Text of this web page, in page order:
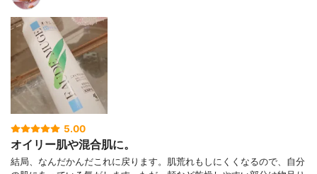
5.00
オイリー肌や混合肌に。
結局、なんだかんだこれに戻ります。肌荒れもしにくくなるので、自分